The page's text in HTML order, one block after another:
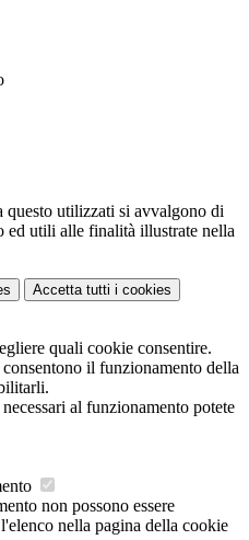
questo utilizzati si avvalgono di
ed utili alle finalità illustrate nella
Accetta tutti i cookies
quali cookie consentire.
il funzionamento della
al funzionamento potete
non possono essere
nella pagina della cookie